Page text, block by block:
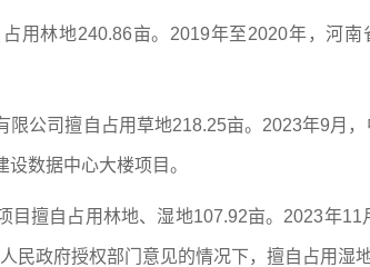
用林地240.86亩。2019年至2020年，河
限公司擅自占用草地218.25亩。2023年9月
数据中心大楼项目。
目擅自占用林地、湿地107.92亩。2023年
民政府授权部门意见的情况下，擅自占用湿地